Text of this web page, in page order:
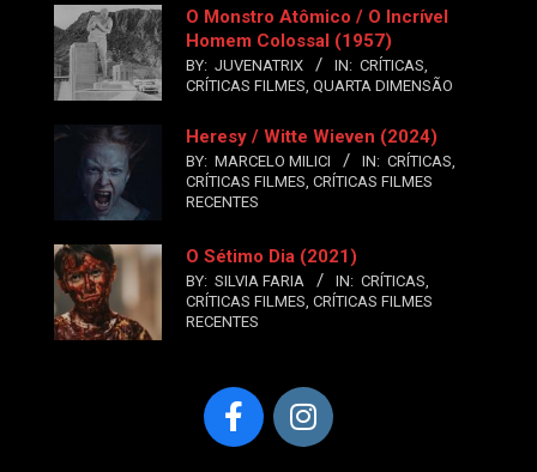
O Monstro Atômico / O Incrível
Homem Colossal (1957)
BY: JUVENATRIX IN: CRÍTICAS,
CRÍTICAS FILMES, QUARTA DIMENSÃO
Heresy / Witte Wieven (2024)
BY: MARCELO MILICI IN: CRÍTICAS,
CRÍTICAS FILMES, CRÍTICAS FILMES
RECENTES
O Sétimo Dia (2021)
BY: SILVIA FARIA IN: CRÍTICAS,
CRÍTICAS FILMES, CRÍTICAS FILMES
RECENTES